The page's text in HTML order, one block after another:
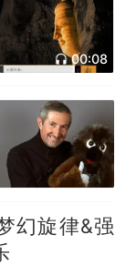
00:08
幻旋律&强